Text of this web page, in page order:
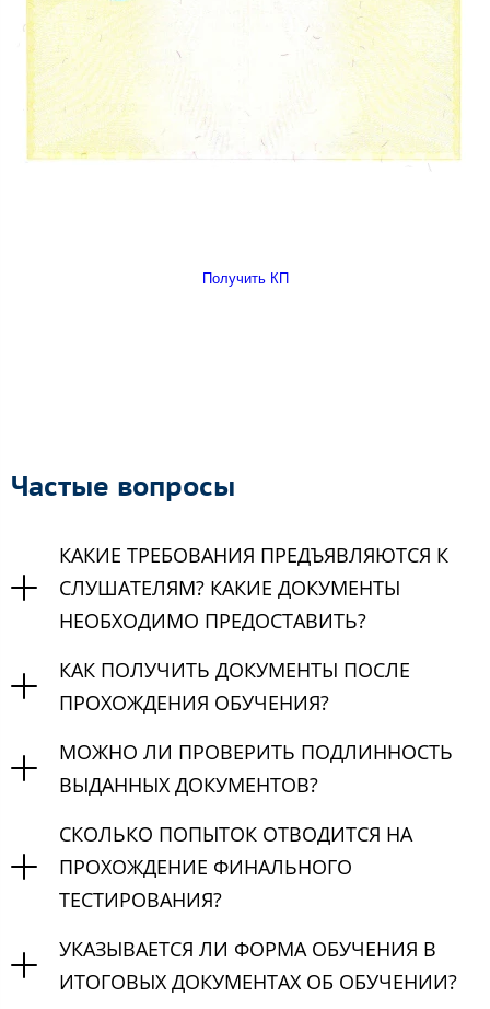
Получить КП
Частые вопросы
КАКИЕ ТРЕБОВАНИЯ ПРЕДЪЯВЛЯЮТСЯ К
СЛУШАТЕЛЯМ? КАКИЕ ДОКУМЕНТЫ
НЕОБХОДИМО ПРЕДОСТАВИТЬ?
КАК ПОЛУЧИТЬ ДОКУМЕНТЫ ПОСЛЕ
ПРОХОЖДЕНИЯ ОБУЧЕНИЯ?
МОЖНО ЛИ ПРОВЕРИТЬ ПОДЛИННОСТЬ
ВЫДАННЫХ ДОКУМЕНТОВ?
СКОЛЬКО ПОПЫТОК ОТВОДИТСЯ НА
ПРОХОЖДЕНИЕ ФИНАЛЬНОГО
ТЕСТИРОВАНИЯ?
УКАЗЫВАЕТСЯ ЛИ ФОРМА ОБУЧЕНИЯ В
ИТОГОВЫХ ДОКУМЕНТАХ ОБ ОБУЧЕНИИ?